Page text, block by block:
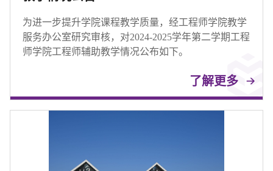
为进一步提升学院课程教学质量，经工程师学院教学
服务办公室研究审核，对2024-2025学年第二学期工程
师学院工程师辅助教学情况公布如下。
了解更多